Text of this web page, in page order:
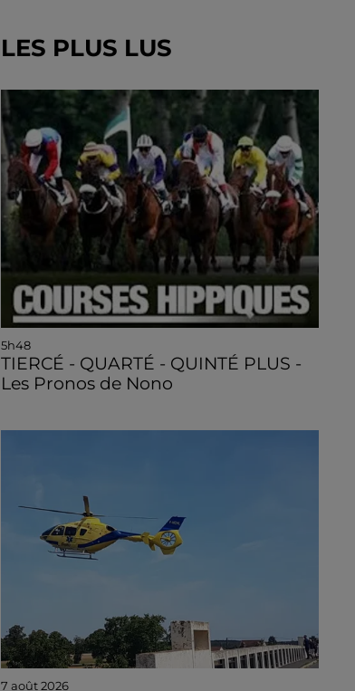
LES PLUS LUS
5h48
TIERCÉ - QUARTÉ - QUINTÉ PLUS -
Les Pronos de Nono
7 août 2026